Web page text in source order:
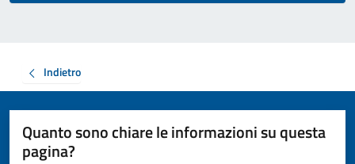
Indietro
Quanto sono chiare le informazioni su questa
pagina?